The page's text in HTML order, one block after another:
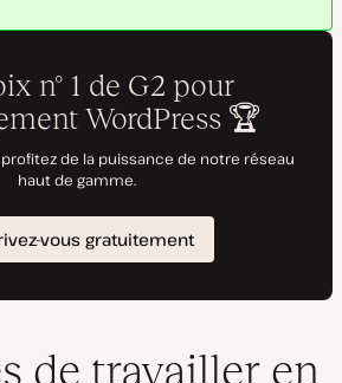
de travailler en